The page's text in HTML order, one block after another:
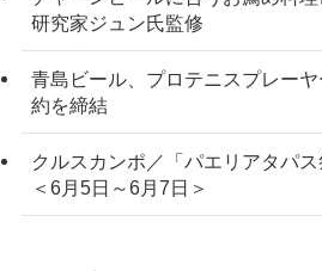
研究家ジュン氏監修
青島ビール、プロテニスプレー
約を締結
クルスカンポ／「パエリアタパ
＜6月5日～6月7日＞